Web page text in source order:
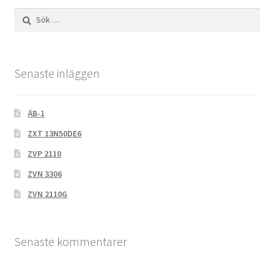
Sök
efter:
Senaste inläggen
ÄB-1
ZXT 13N50DE6
ZVP 2110
ZVN 3306
ZVN 2110G
Senaste kommentarer